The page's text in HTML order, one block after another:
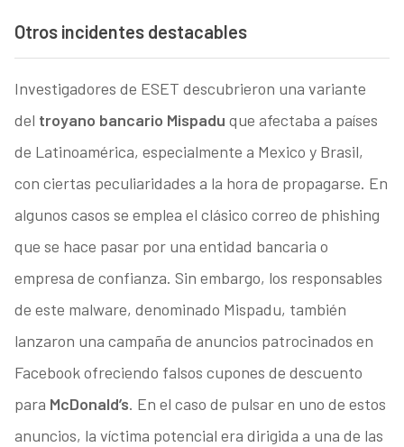
Otros incidentes destacables
Investigadores de ESET descubrieron una variante
del troyano bancario Mispadu que afectaba a países
de Latinoamérica, especialmente a Mexico y Brasil,
con ciertas peculiaridades a la hora de propagarse. En
algunos casos se emplea el clásico correo de phishing
que se hace pasar por una entidad bancaria o
empresa de confianza. Sin embargo, los responsables
de este malware, denominado Mispadu, también
lanzaron una campaña de anuncios patrocinados en
Facebook ofreciendo falsos cupones de descuento
para McDonald’s. En el caso de pulsar en uno de estos
anuncios, la víctima potencial era dirigida a una de las